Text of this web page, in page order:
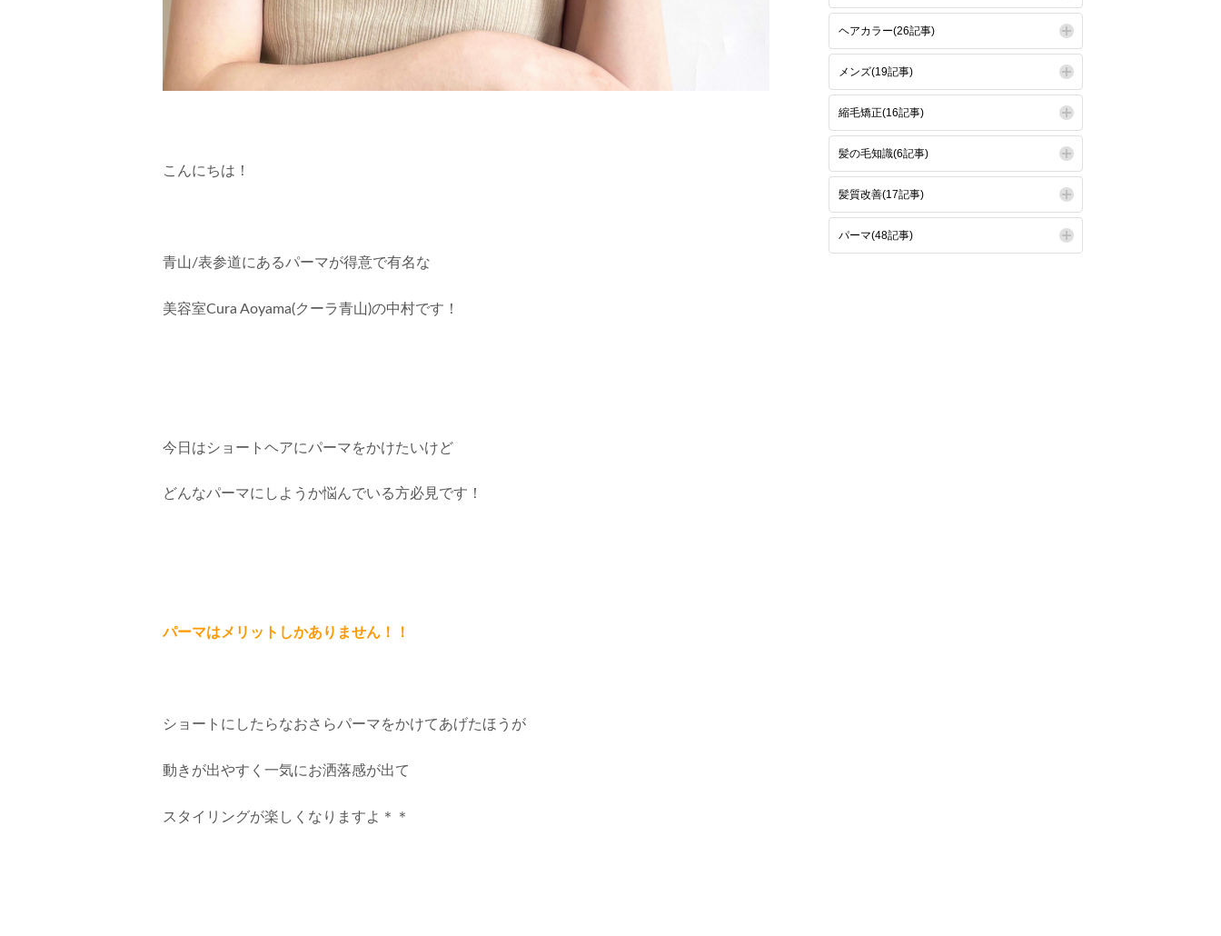
こんにちは！
青山/表参道にあるパーマが得意で有名な
美容室Cura Aoyama(クーラ青山)の中村です！
今日はショートヘアにパーマをかけたいけど
どんなパーマにしようか悩んでいる方必見です！
パーマはメリットしかありません！！
ショートにしたらなおさらパーマをかけてあげたほうが
動きが出やすく一気にお洒落感が出て
スタイリングが楽しくなりますよ＊＊
ヘアカラー(26記事)
メンズ(19記事)
縮毛矯正(16記事)
髪の毛知識(6記事)
髪質改善(17記事)
パーマ(48記事)